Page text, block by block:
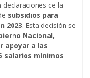
de la
subsidios para
2023. Esta decisión se
Nacional,
apoyar a las
salarios mínimos